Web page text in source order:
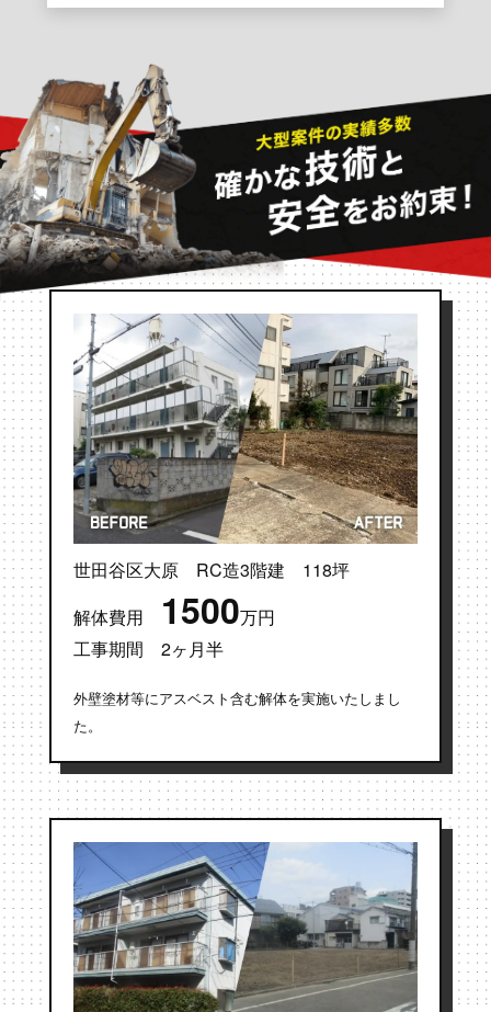
世田谷区大原 RC造3階建 118坪
解体費用 1500万円
工事期間 2ヶ月半
外壁塗材等にアスベスト含む解体を実施いたしまし
た。